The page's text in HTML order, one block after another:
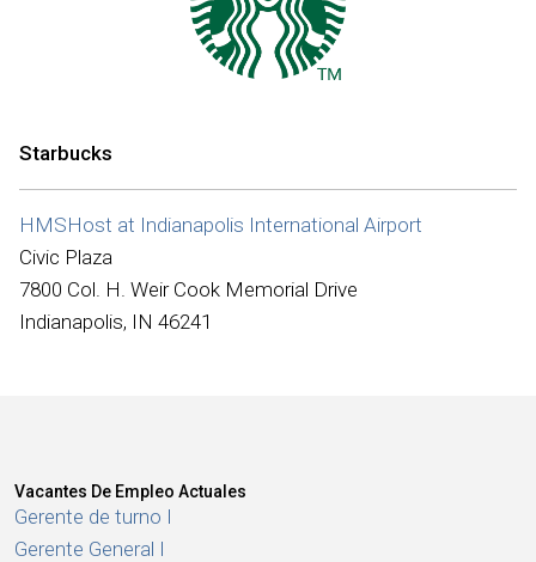
Internacional
Starbucks
HMSHost at Indianapolis International Airport
Civic Plaza
7800 Col. H. Weir Cook Memorial Drive
Indianapolis, IN 46241
Vacantes De Empleo Actuales
Gerente de turno I
Gerente General I